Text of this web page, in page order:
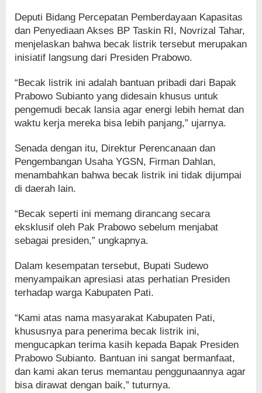
Deputi Bidang Percepatan Pemberdayaan Kapasitas
dan Penyediaan Akses BP Taskin RI, Novrizal Tahar,
menjelaskan bahwa becak listrik tersebut merupakan
inisiatif langsung dari Presiden Prabowo.
“Becak listrik ini adalah bantuan pribadi dari Bapak
Prabowo Subianto yang didesain khusus untuk
pengemudi becak lansia agar energi lebih hemat dan
waktu kerja mereka bisa lebih panjang,” ujarnya.
Senada dengan itu, Direktur Perencanaan dan
Pengembangan Usaha YGSN, Firman Dahlan,
menambahkan bahwa becak listrik ini tidak dijumpai
di daerah lain.
“Becak seperti ini memang dirancang secara
eksklusif oleh Pak Prabowo sebelum menjabat
sebagai presiden,” ungkapnya.
Dalam kesempatan tersebut, Bupati Sudewo
menyampaikan apresiasi atas perhatian Presiden
terhadap warga Kabupaten Pati.
“Kami atas nama masyarakat Kabupaten Pati,
khususnya para penerima becak listrik ini,
mengucapkan terima kasih kepada Bapak Presiden
Prabowo Subianto. Bantuan ini sangat bermanfaat,
dan kami akan terus memantau penggunaannya agar
bisa dirawat dengan baik,” tuturnya.